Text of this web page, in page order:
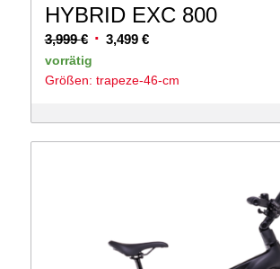
HYBRID EXC 800
3,999€ Ursprünglicher
Preis
war:
3,499 €Aktueller
ist:
vorrätig
Größen: trapeze-46-cm